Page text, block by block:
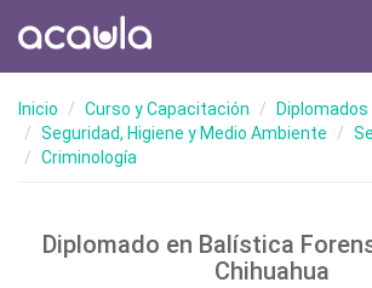
Inicio Curso y Capacitación
Diplomados
Seguridad, Higiene y Medio Ambiente
Criminología
Diplomado en Balística
Chihuahua